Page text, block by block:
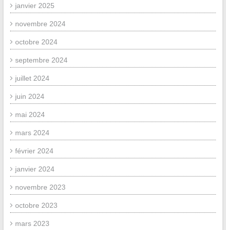
janvier 2025
novembre 2024
octobre 2024
septembre 2024
juillet 2024
juin 2024
mai 2024
mars 2024
février 2024
janvier 2024
novembre 2023
octobre 2023
mars 2023